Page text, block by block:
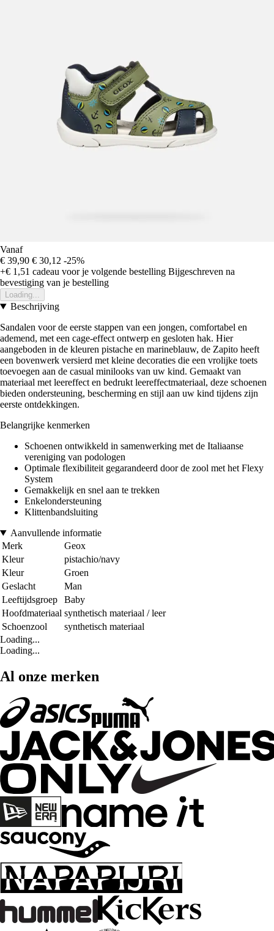
Vanaf
€ 39,90 € 30,12 -25%
+€ 1,51 cadeau voor je volgende bestelling Bijgeschreven na
bevestiging van je bestelling
Loading...
Beschrijving
Sandalen voor de eerste stappen van een jongen, comfortabel en
ademend, met een cage-effect ontwerp en gesloten hak. Hier
aangeboden in de kleuren pistache en marineblauw, de Zapito heeft
een bovenwerk versierd met kleine decoraties die een vrolijke toets
toevoegen aan de casual minilooks van uw kind. Gemaakt van
materiaal met leereffect en bedrukt leereffectmateriaal, deze schoenen
bieden ondersteuning, bescherming en stijl aan uw kind tijdens zijn
eerste ontdekkingen.
Belangrijke kenmerken
Schoenen ontwikkeld in samenwerking met de Italiaanse
vereniging van podologen
Optimale flexibiliteit gegarandeerd door de zool met het Flexy
System
Gemakkelijk en snel aan te trekken
Enkelondersteuning
Klittenbandsluiting
Aanvullende informatie
Merk
Geox
Kleur
pistachio/navy
Kleur
Groen
Geslacht
Man
Leeftijdsgroep
Baby
Hoofdmateriaal synthetisch materiaal / leer
Schoenzool
synthetisch materiaal
Loading...
Loading...
Al onze merken